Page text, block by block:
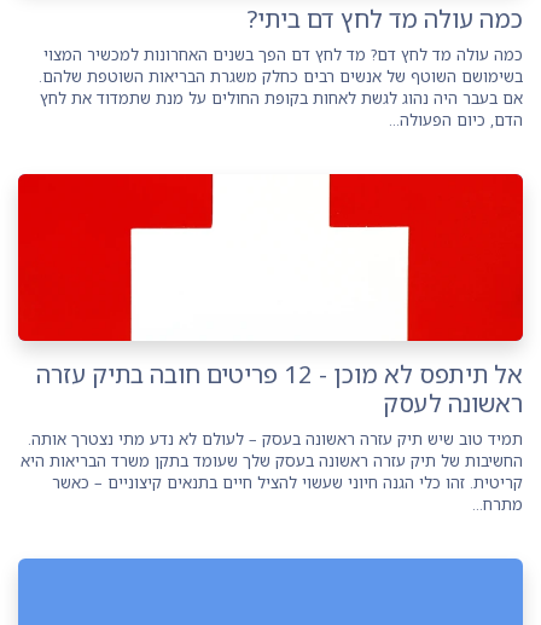
כמה עולה מד לחץ דם ביתי?
כמה עולה מד לחץ דם? מד לחץ דם הפך בשנים האחרונות למכשיר המצוי
בשימושם השוטף של אנשים רבים כחלק משגרת הבריאות השוטפת שלהם.
אם בעבר היה נהוג לגשת לאחות בקופת החולים על מנת שתמדוד את לחץ
הדם, כיום הפעולה...
אל תיתפס לא מוכן - 12 פריטים חובה בתיק עזרה
ראשונה לעסק
תמיד טוב שיש תיק עזרה ראשונה בעסק – לעולם לא נדע מתי נצטרך אותה.
החשיבות של תיק עזרה ראשונה בעסק שלך שעומד בתקן משרד הבריאות היא
קריטית. זהו כלי הגנה חיוני שעשוי להציל חיים בתנאים קיצוניים – כאשר
מתרח...